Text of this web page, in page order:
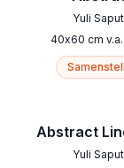
Yuli
40x60 cm v.a.
Abstract
Yuli